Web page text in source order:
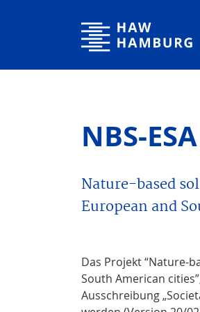
Hochschule für Angewandte
NBS-ESA
Nature-based
European and
Das Projekt “Nature-
South American
Ausschreibung